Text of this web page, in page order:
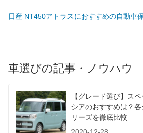
WLTC/市街地 - -
1015 -
装備オプション 装備詳細を見る
日産 NT450アトラスにおすすめの自動車
車選びの記事・ノウハウ
【グレード選び】スペ
シアのおすすめは？各
リーズを徹底比較